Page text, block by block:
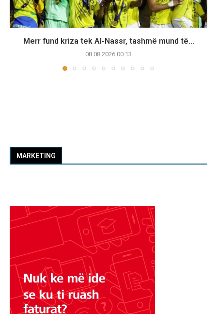
Merr fund kriza tek Al-Nassr, tashmë mund të...
08.08.2026 00:13
MARKETING